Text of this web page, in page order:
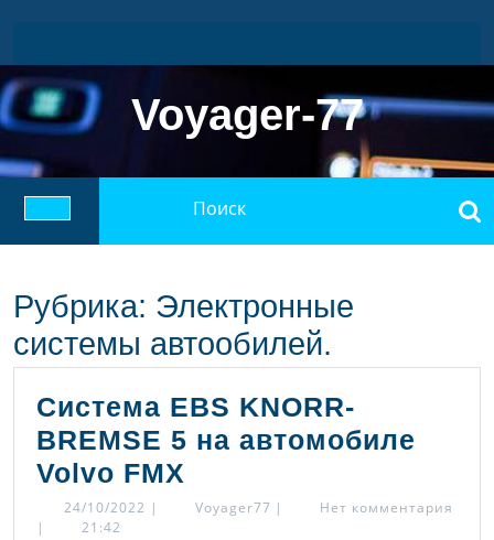
Voyager-77
Кнопка
Открыть
Рубрика: Электронные
системы автообилей.
Система EBS KNORR-
BREMSE 5 на автомобиле
Volvo FMX
EBS
24/10/2022 24/10/2022
| Voyager77 Voyager77
|
Нет комментария
|
21:42